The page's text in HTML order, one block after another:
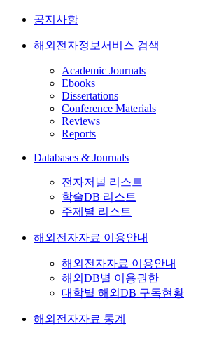
공지사항
해외전자정보서비스 검색
Academic Journals
Ebooks
Dissertations
Conference Materials
Reviews
Reports
Databases & Journals
전자저널 리스트
학술DB 리스트
주제별 리스트
해외전자자료 이용안내
해외전자자료 이용안내
해외DB별 이용권한
대학별 해외DB 구독현황
해외전자자료 통계